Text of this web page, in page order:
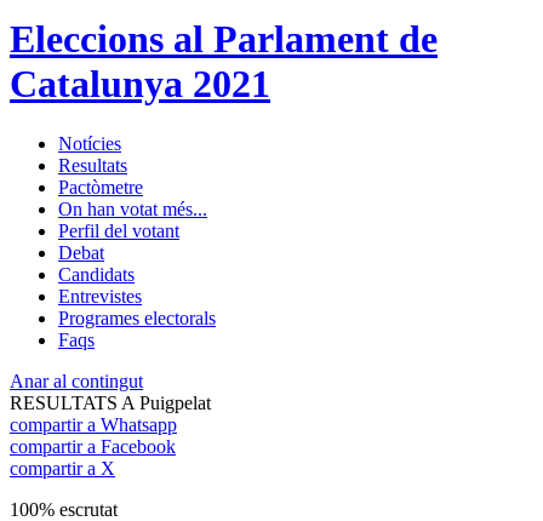
Eleccions al Parlament de
Catalunya 2021
Notícies
Resultats
Pactòmetre
On han votat més...
Perfil del votant
Debat
Candidats
Entrevistes
Programes electorals
Faqs
Anar al contingut
RESULTATS A Puigpelat
compartir a Whatsapp
compartir a Facebook
compartir a X
100% escrutat